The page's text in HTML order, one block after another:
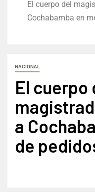
El cuerpo del
Cochabamba en
NACIONAL
El cuerpo
a
de